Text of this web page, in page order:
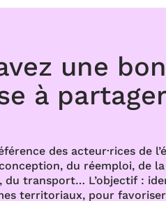
une
à
des acteur·rices de
du réemploi, de
du transport… L’objectif :
territoriaux, pour